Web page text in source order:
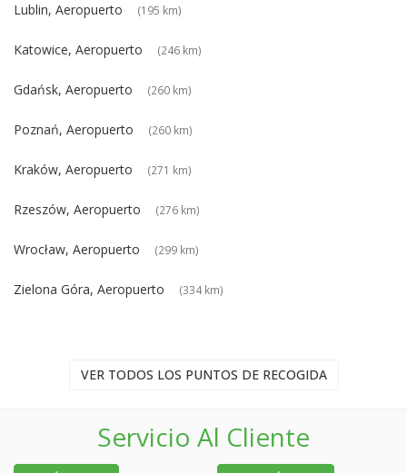
Lublin, Aeropuerto (195 km)
Katowice, Aeropuerto (246 km)
Gdańsk, Aeropuerto (260 km)
Poznań, Aeropuerto (260 km)
Kraków, Aeropuerto (271 km)
Rzeszów, Aeropuerto (276 km)
Wrocław, Aeropuerto (299 km)
Zielona Góra, Aeropuerto (334 km)
VER TODOS LOS PUNTOS DE RECOGIDA
Servicio Al Cliente